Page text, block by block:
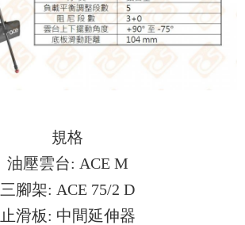
規格
油壓雲台: ACE M
三腳架: ACE 75/2 D
止滑板: 中間延伸器